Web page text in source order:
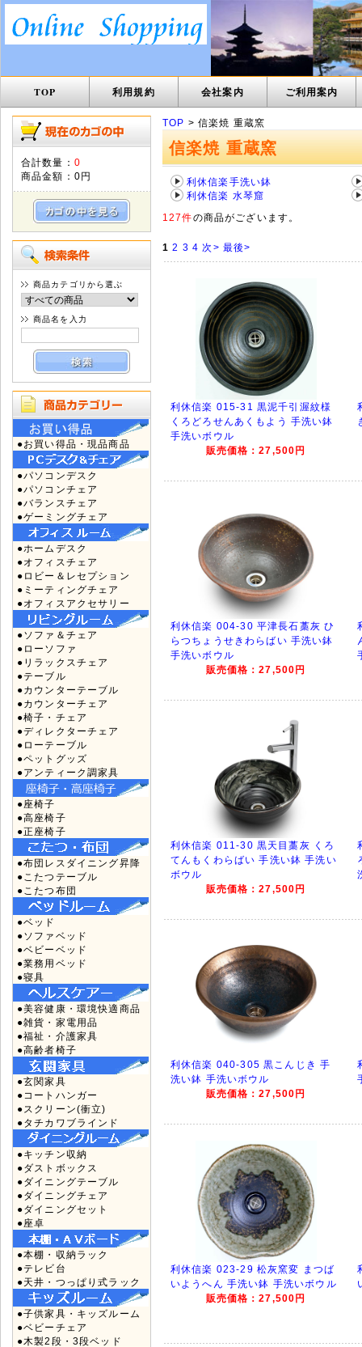
TOP 利用規約 会社案内 ご利用案内
合計数量： 0
商品金額： 0円
商品カテゴリから選ぶ
商品名を入力
●お買い得品・現品商品
●パソコンデスク
●パソコンチェア
●バランスチェア
●ゲーミングチェア
●ホームデスク
●オフィスチェア
●ロビー＆レセプション
●ミーティングチェア
●オフィスアクセサリー
●ソファ＆チェア
●ローソファ
●リラックスチェア
●テーブル
●カウンターテーブル
●カウンターチェア
●椅子・チェア
●ディレクターチェア
●ローテーブル
●ペットグッズ
●アンティーク調家具
●座椅子
●高座椅子
●正座椅子
●布団レスダイニング昇降
●こたつテーブル
●こたつ布団
●ベッド
●ソファベッド
●ベビーベッド
●業務用ベッド
●寝具
●美容健康・環境快適商品
●雑貨・家電用品
●福祉・介護家具
●高齢者椅子
●玄関家具
●コートハンガー
●スクリーン(衝立)
●タチカワブラインド
●キッチン収納
●ダストボックス
●ダイニングテーブル
●ダイニングチェア
●ダイニングセット
●座卓
●本棚・収納ラック
●テレビ台
●天井・つっぱり式ラック
●子供家具・キッズルーム
●ベビーチェア
●木製2段・3段ベッド
TOP > 信楽焼 重蔵窯
信楽焼 重蔵窯
利休信楽手洗い鉢
利休信楽 水琴窟
127件の商品がございます。
1 2 3 4 次> 最後>
利休信楽 015-31 黒泥千引渥紋様
くろどろせんあくもよう 手洗い鉢
手洗いボウル
販売価格：27,500円
利休信楽 004-30 平津長石藁灰 ひ
らつちょうせきわらばい 手洗い鉢
手洗いボウル
販売価格：27,500円
利休信楽 011-30 黒天目藁灰 くろ
てんもくわらばい 手洗い鉢 手洗い
ボウル
販売価格：27,500円
利休信楽 040-305 黒こんじき 手
洗い鉢 手洗いボウル
販売価格：27,500円
利休信楽 023-29 松灰窯変 まつば
いようへん 手洗い鉢 手洗いボウル
販売価格：27,500円